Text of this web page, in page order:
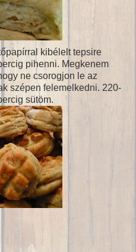
kibélelt tepsire
pihenni. Megkenem
ne csorogjon le az
szépen felemelkedni. 220-
sütöm.